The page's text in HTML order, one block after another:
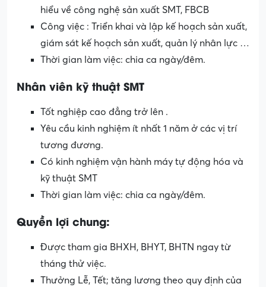
hiểu về công nghệ sản xuất SMT, FBCB
Công việc : Triển khai và lập kế hoạch sản xuất,
giám sát kế hoạch sản xuất, quản lý nhân lực …
Thời gian làm việc: chia ca ngày/đêm.
Nhân viên kỹ thuật SMT
Tốt nghiệp cao đẳng trở lên .
Yêu cầu kinh nghiệm ít nhất 1 năm ở các vị trí
tương đương.
Có kinh nghiệm vận hành máy tự động hóa và
kỹ thuật SMT
Thời gian làm việc: chia ca ngày/đêm.
Quyền lợi chung:
Được tham gia BHXH, BHYT, BHTN ngay từ
tháng thử việc.
Thưởng Lễ, Tết; tăng lương theo quy định của